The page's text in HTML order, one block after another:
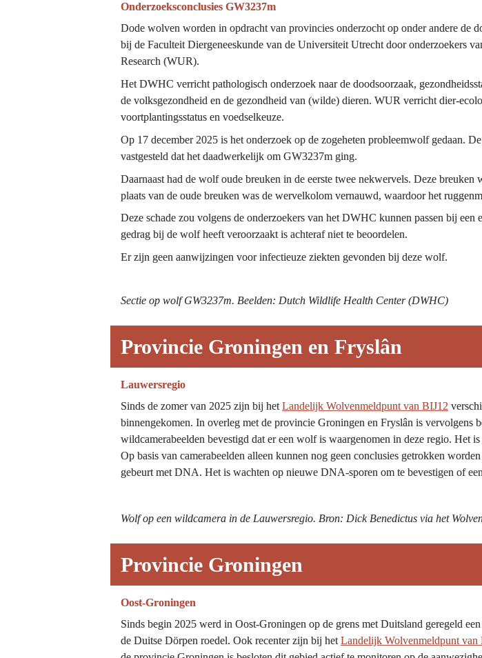
Onderzoeksconclusies GW3237m
Dode wolven worden in opdracht van provincies onderzocht op onder andere de
bij de Faculteit Diergeneeskunde van de Universiteit Utrecht door
Research (WUR).
Het DWHC verricht pathologisch onderzoek naar de doodsoorzaak,
de volksgezondheid en de gezondheid van (wilde) dieren. WUR verricht dier-
voortplantingsstatus en voedselkeuze.
Op 17 december 2025 is het onderzoek op de zogeheten probleemwolf gedaan.
vastgesteld dat het daadwerkelijk om GW3237m ging.
Daarnaast had de wolf oude breuken in de eerste twee nekwervels. Deze
plaats van de oude breuken was de wervelkolom vernauwd, waardoor het
Deze schade zou volgens de onderzoekers van het DWHC kunnen passen bij
gedrag bij de wolf heeft veroorzaakt is achteraf niet te beoordelen.
Er zijn geen aanwijzingen voor infectieuze ziekten gevonden bij deze wolf.
Sectie op wolf GW3237m. Beelden: Dutch Wildlife Health Center (DWHC)
Provincie Groningen en Fryslân
Lauwersregio
Sinds de zomer van 2025 zijn bij het Landelijk Wolvenmeldpunt van BIJ12
binnengekomen. In overleg met de provincie Groningen en Fryslân is vervolgens
wildcamerabeelden bevestigd dat er een wolf is waargenomen in deze regio.
Op basis van camerabeelden alleen kunnen nog geen conclusies getrokken
gebeurt met DNA. Het is wachten op nieuwe DNA-sporen om te bevestigen of
Wolf op een wildcamera in de Lauwersregio. Bron: Dick Benedictus via het
Provincie Groningen
Oost-Groningen
Sinds begin 2025 werd in Oost-Groningen op de grens met Duitsland geregeld
de Duitse Dörpen roedel. Ook recenter zijn bij het Landelijk Wolvenmeldpunt van